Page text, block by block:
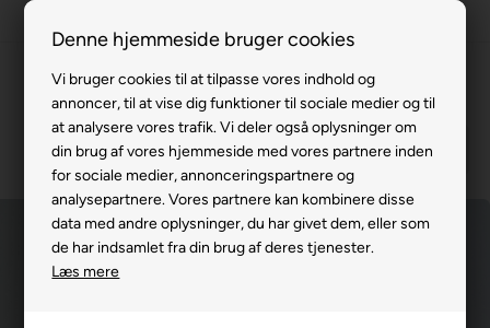
Denne hjemmeside bruger cookies
Vi bruger cookies til at tilpasse vores indhold og
annoncer, til at vise dig funktioner til sociale medier og til
at analysere vores trafik. Vi deler også oplysninger om
din brug af vores hjemmeside med vores partnere inden
for sociale medier, annonceringspartnere og
analysepartnere. Vores partnere kan kombinere disse
data med andre oplysninger, du har givet dem, eller som
de har indsamlet fra din brug af deres tjenester.
Læs mere
Gratis levering v. køb for 799,-
Service hos dig
3 års garanti
63 15 00 00